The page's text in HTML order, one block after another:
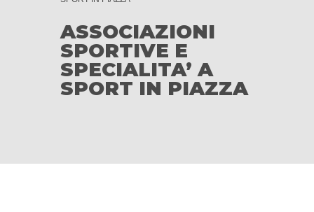
ASSOCIAZIONI
SPORTIVE E
SPECIALITA’ A
SPORT IN PIAZZA